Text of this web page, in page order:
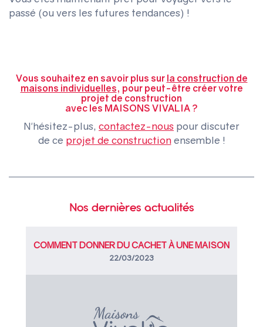
passé (ou vers les futures tendances) !
Vous souhaitez en savoir plus sur la construction de
maisons individuelles, pour peut-être créer votre
projet de construction
avec les MAISONS VIVALIA ?
N'hésitez-plus, contactez-nous pour discuter
de ce projet de constructionensemble !
Nos dernières actualités
COMMENT DONNER DU CACHET À UNE MAISON
NEUVE ?
22/03/2023